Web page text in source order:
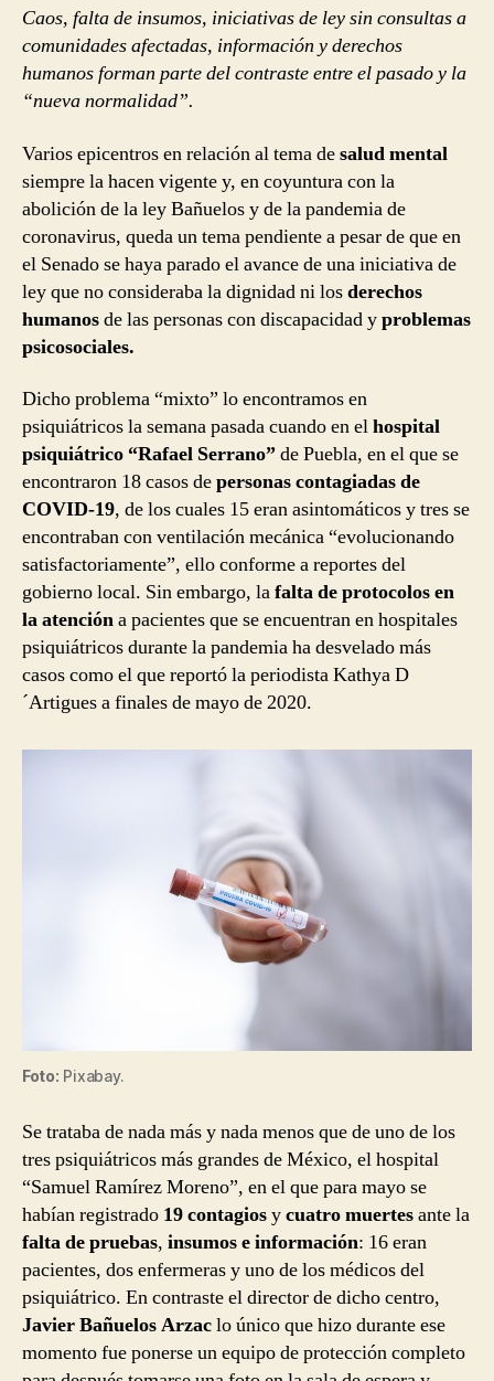
Caos, falta de insumos, iniciativas de ley sin consultas a
comunidades afectadas, información y derechos
humanos forman parte del contraste entre el pasado y la
“nueva normalidad”.
Varios epicentros en relación al tema desalud mental
siempre la hacen vigente y, en coyuntura con la
abolición de la ley Bañuelos y de la pandemia de
coronavirus, queda un tema pendiente a pesar de que en
el Senado se haya parado el avance de una iniciativa de
ley que no consideraba la dignidad ni losderechos
humanosde las personas con discapacidad yproblemas
psicosociales.
Dicho problema “mixto” lo encontramos en
psiquiátricos la semana pasada cuando en elhospital
psiquiátrico “Rafael Serrano”de Puebla, en el que se
encontraron 18 casos depersonas contagiadas de
COVID-19, de los cuales 15 eran asintomáticos y tres se
encontraban con ventilación mecánica “evolucionando
satisfactoriamente”, ello conforme a reportes del
gobierno local. Sin embargo, lafalta de protocolos en
la atencióna pacientes que se encuentran en hospitales
psiquiátricos durante la pandemia ha desvelado más
casos como el que reportó la periodista Kathya D
´Artigues a finales de mayo de 2020.
Foto: Pixabay.
Se trataba de nada más y nada menos que de uno de los
tres psiquiátricos más grandes de México, el hospital
“Samuel Ramírez Moreno”, en el que para mayo se
habían registrado 19 contagiosycuatro muertesante la
falta de pruebas, insumos e información: 16 eran
pacientes, dos enfermeras y uno de los médicos del
psiquiátrico. En contraste el director de dicho centro,
Javier Bañuelos Arzaclo único que hizo durante ese
momento fue ponerse un equipo de protección completo